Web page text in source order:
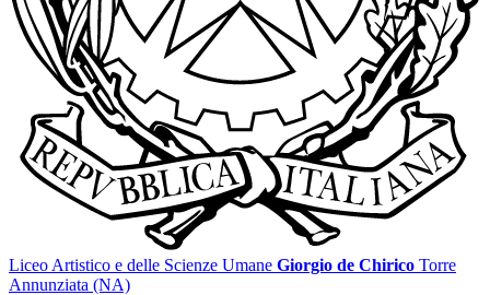
Liceo Artistico e delle Scienze Umane Giorgio de Chirico Torre
Annunziata (NA)